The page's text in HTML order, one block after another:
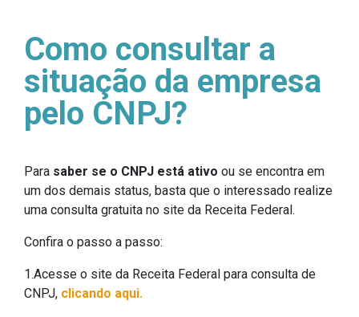
Como consultar a
situação da empresa
pelo CNPJ?
Para saber se o CNPJ está ativo ou se encontra em
um dos demais status, basta que o interessado realize
uma consulta gratuita no site da Receita Federal.
Confira o passo a passo:
1.Acesse o site da Receita Federal para consulta de
CNPJ, clicando aqui.